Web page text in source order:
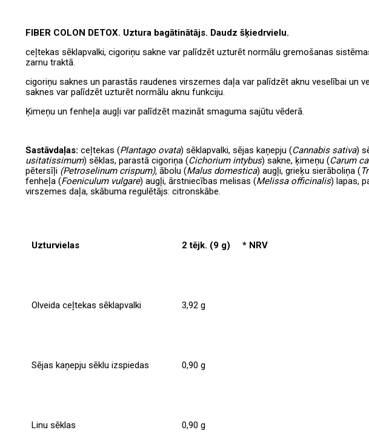
FIBER COLON DETOX. Uztura bagātinātājs. Daudz šķiedrvielu.
ceļtekas sēklapvalki, cigoriņu sakne var palīdzēt uzturēt normālu gremošanas
zarnu traktā.
cigoriņu saknes un parastās raudenes virszemes daļa var palīdzēt aknu veselībai un
saknes var palīdzēt uzturēt normālu aknu funkciju.
Ķimeņu un fenheļa augļi var palīdzēt mazināt smaguma sajūtu vēderā.
Sastāvdaļas: ceļtekas (Plantago ovata) sēklapvalki, sējas kaņepju (Cannabissativa)
usitatissimum) sēklas, parastā cigoriņa (Cichoriumintybus) sakne, ķimeņu (Carum
pētersīļi (Petroselinum crispum), ābolu (Malusdomestica) augļi, grieķu sierāboliņa (
fenheļa (Foeniculumvulgare) augļi, ārstniecības melisas (Melissaofficinalis) lapas,
virszemes daļa, skābuma regulētājs: citronskābe.
Uzturvielas 2 tējk. (9 g) * NRV
Olveida ceļtekas sēklapvalki 3,92 g
Sējas kaņepju sēklu izspiedas 0,90 g
Linu sēklas 0,90 g